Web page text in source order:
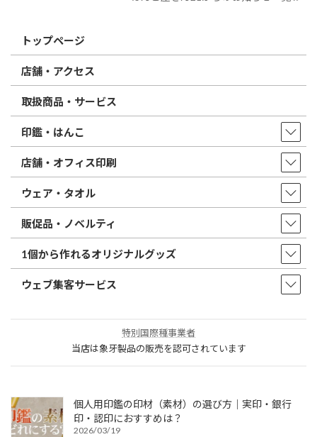
トップページ
店舗・アクセス
取扱商品・サービス
印鑑・はんこ
店舗・オフィス印刷
ウェア・タオル
販促品・ノベルティ
1個から作れるオリジナルグッズ
ウェブ集客サービス
特別国際種事業者
当店は象牙製品の販売を認可されています
個人用印鑑の印材（素材）の選び方｜実印・銀行
印・認印におすすめは？
2026/03/19